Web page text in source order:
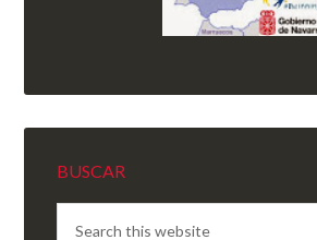
BUSCAR